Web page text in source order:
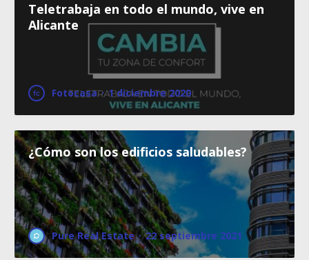
Teletrabaja en todo el mundo, vive en
Alicante
Fotocasa · 1 diciembre 2020
¿Cómo son los edificios saludables?
Pure Real Estate · 22 septiembre 2021